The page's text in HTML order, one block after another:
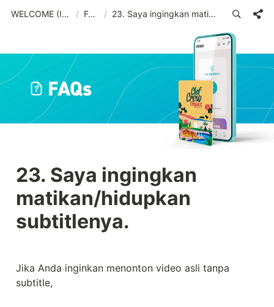
WELCOME (IND)_old / FAQs / 23. Saya ingingkan matikan/hidupkan subtitlenya.
23. Saya ingingkan
matikan/hidupkan
subtitlenya.
Jika Anda inginkan menonton video asli tanpa
subtitle,